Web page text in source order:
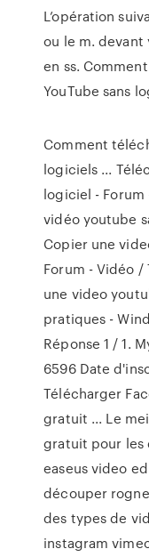
L’opération
ou le m.
en ss.
YouTube sans
Comment
logiciels ...
logiciel - Forum
vidéo youtube
Copier une
Forum - Vidéo /
une video
pratiques -
Réponse 1 / 1.
6596 Date
Télécharger
gratuit ... Le
gratuit pour les
easeus video
découper
des types de
instagram